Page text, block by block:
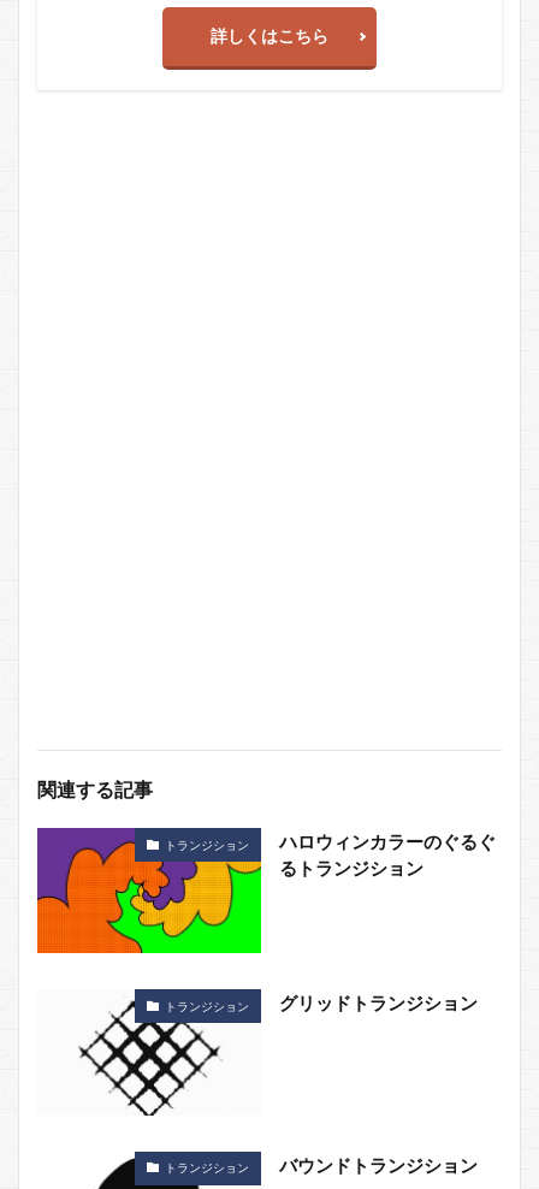
詳しくはこちら
関連する記事
トランジション
ハロウィンカラーのぐるぐ
るトランジション
トランジション グリッドトランジション
トランジション バウンドトランジション